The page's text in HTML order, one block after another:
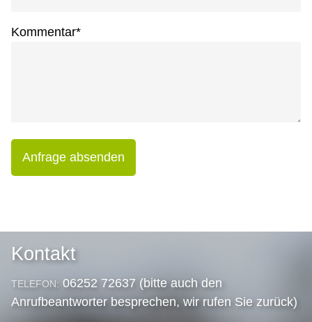
Kommentar*
Anfrage absenden
Kontakt
TELEFON: 06252 72637 (bitte auch den
Anrufbeantworter besprechen, wir rufen Sie zurück)